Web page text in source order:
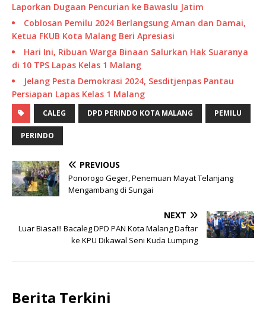
Laporkan Dugaan Pencurian ke Bawaslu Jatim
Coblosan Pemilu 2024 Berlangsung Aman dan Damai,
Ketua FKUB Kota Malang Beri Apresiasi
Hari Ini, Ribuan Warga Binaan Salurkan Hak Suaranya
di 10 TPS Lapas Kelas 1 Malang
Jelang Pesta Demokrasi 2024, Sesditjenpas Pantau
Persiapan Lapas Kelas 1 Malang
CALEG DPD PERINDO KOTA MALANG PEMILU
PERINDO
PREVIOUS
Ponorogo Geger, Penemuan Mayat Telanjang
Mengambang di Sungai
NEXT
Luar Biasa!!! Bacaleg DPD PAN Kota Malang Daftar
ke KPU Dikawal Seni Kuda Lumping
Berita Terkini